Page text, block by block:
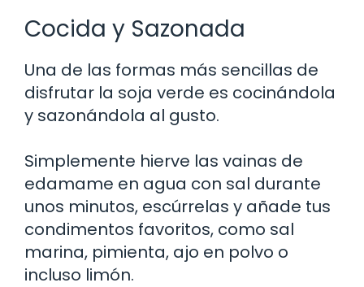
Cocida y Sazonada
Una de las formas más sencillas de
disfrutar la soja verde es cocinándola
y sazonándola al gusto.
Simplemente hierve las vainas de
edamame en agua con sal durante
unos minutos, escúrrelas y añade tus
condimentos favoritos, como sal
marina, pimienta, ajo en polvo o
incluso limón.